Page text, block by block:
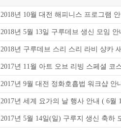
2018년 10월 대전 해피니스 프로그램
2018년 5월 13일 구루데브 생신 모임 안
2018년 구루데브 스리 스리 라비 샹카
2017년 11월 아트 오브 리빙 스페셜
2017년 9월 대전 정화호흡법 워크샵 안
2017년 세계 요가의 날 행사 안내 ( 6월
2017년 5월 14일(일) 구루지 생신 축하